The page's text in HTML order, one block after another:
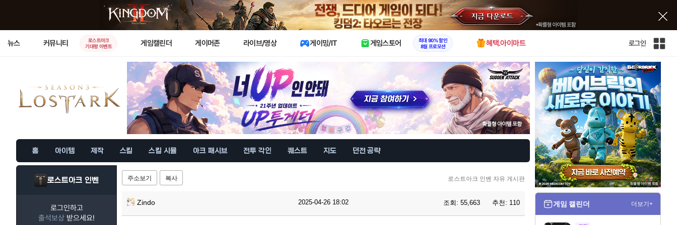
X
뉴스 커뮤니티
로스트아크
기대평 이벤트
게임캘린더 게이머존 라이브/영상 게이밍/IT 게임스토어
최대 90% 할인
8월 프로모션
혜택.아이마트 로그인
인
사
이
트
맵
홈 아이템 제작 스킬 스킬 시뮬 아크 패시브 전투 각인 퀘스트 지도 던전 공략
로스트아크 인벤
로그인하고
출석보상 받으세요!
주소보기 복사 로스트아크 인벤 자유 게시판
Zindo 2025-04-26 18:02 조회: 55,663 추천: 110 게임 캘린더 더보기+